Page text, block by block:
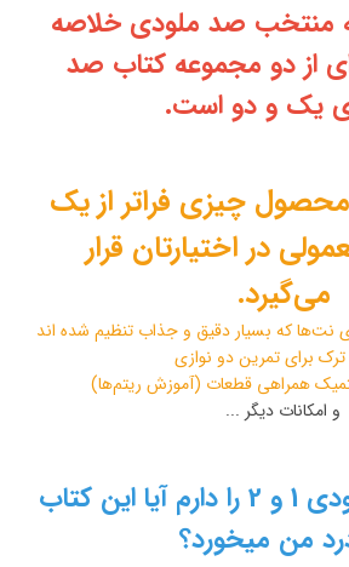
منتخب صد ملودی خلاصه
از دو مجموعه کتاب صد
یک و دو است.
چیزی فراتر از یک
در اختیارتان قرار
می‌گیرد.
که بسیار دقیق و جذاب تنظیم شده اند
برای تمرین دو نوازی
همراهی قطعات (آموزش ریتم‌ها)
و امکانات دیگر ...
من کتاب صد ملودی 1 و 2 را دارم آیا این کتاب
من میخورد؟